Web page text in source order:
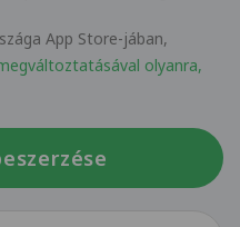
App Store-jában,
olyanra,